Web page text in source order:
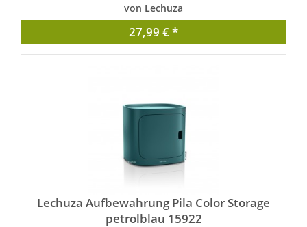
von Lechuza
27,99 € *
Lechuza Aufbewahrung Pila Color Storage
petrolblau 15922